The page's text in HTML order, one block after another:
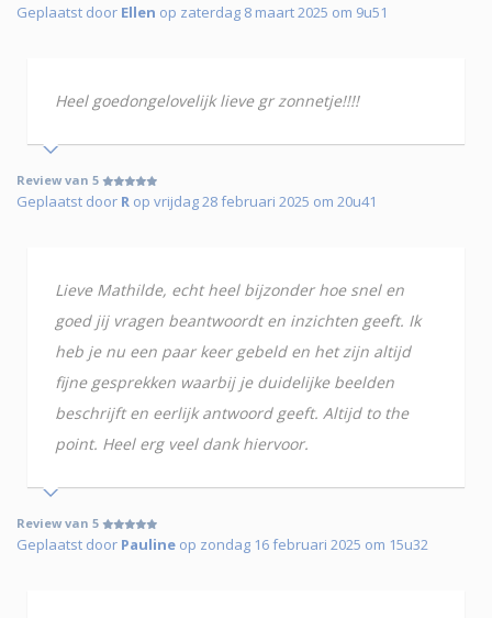
Geplaatst door Ellen op zaterdag 8 maart 2025 om 9u51
Heel goedongelovelijk lieve gr zonnetje!!!!
Review van 5
Geplaatst door R op vrijdag 28 februari 2025 om 20u41
Lieve Mathilde, echt heel bijzonder hoe snel en
goed jij vragen beantwoordt en inzichten geeft. Ik
heb je nu een paar keer gebeld en het zijn altijd
fijne gesprekken waarbij je duidelijke beelden
beschrijft en eerlijk antwoord geeft. Altijd to the
point. Heel erg veel dank hiervoor.
Review van 5
Geplaatst door Pauline op zondag 16 februari 2025 om 15u32